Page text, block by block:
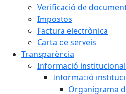
Verificació de
Impostos
Factura electrònica
Carta de serveis
Transparència
Informació
Informació
Organigrama